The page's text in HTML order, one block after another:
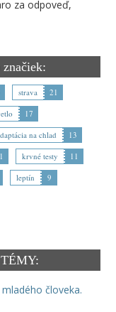
za odpoveď,
strava
21
17
na chlad
13
krvné testy
11
leptín
9
človeka.